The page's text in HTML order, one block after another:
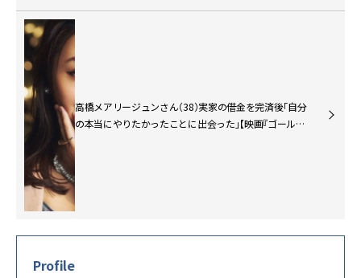
高橋メアリージュンさん（38）実家の借金を完済後「自分
の本当にやりたかったことに出会った」【映画『ゴールデ
Profile